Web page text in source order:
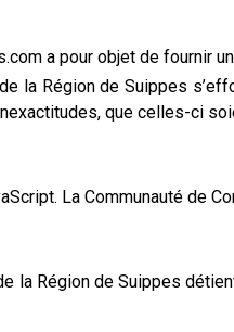
a pour objet de fournir
la Région de Suippes
que celles-ci
La Communauté de
la Région de Suippes